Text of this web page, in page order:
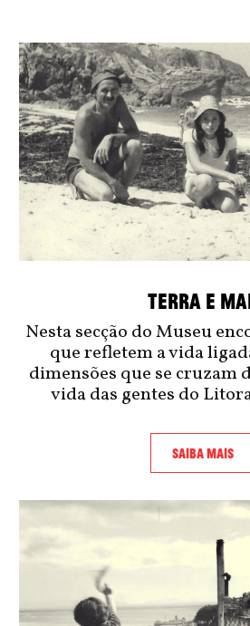
TERRA E
Nesta secção do Museu
que refletem a vida
dimensões que se cruzam
vida das gentes do
SAIBA MAIS